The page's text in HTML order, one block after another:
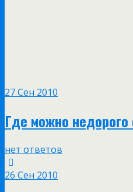
27 Сен 2010
Где можно недорого
нет ответов
26 Сен 2010